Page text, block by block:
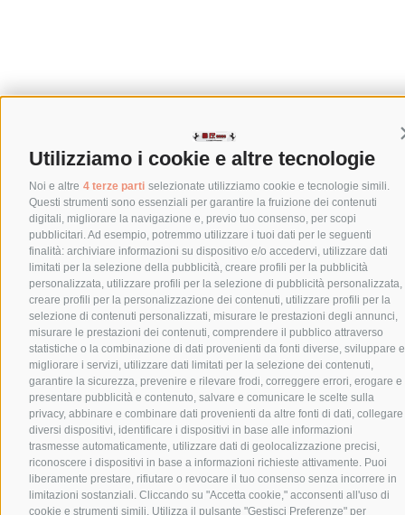
Utilizziamo i cookie e altre tecnologie
Noi e altre 4 terze parti selezionate utilizziamo cookie e tecnologie simili.
Questi strumenti sono essenziali per garantire la fruizione dei contenuti
digitali, migliorare la navigazione e, previo tuo consenso, per scopi
pubblicitari. Ad esempio, potremmo utilizzare i tuoi dati per le seguenti
finalità: archiviare informazioni su dispositivo e/o accedervi, utilizzare dati
limitati per la selezione della pubblicità, creare profili per la pubblicità
personalizzata, utilizzare profili per la selezione di pubblicità personalizzata,
creare profili per la personalizzazione dei contenuti, utilizzare profili per la
selezione di contenuti personalizzati, misurare le prestazioni degli annunci,
misurare le prestazioni dei contenuti, comprendere il pubblico attraverso
statistiche o la combinazione di dati provenienti da fonti diverse, sviluppare e
migliorare i servizi, utilizzare dati limitati per la selezione dei contenuti,
garantire la sicurezza, prevenire e rilevare frodi, correggere errori, erogare e
presentare pubblicità e contenuto, salvare e comunicare le scelte sulla
privacy, abbinare e combinare dati provenienti da altre fonti di dati, collegare
diversi dispositivi, identificare i dispositivi in base alle informazioni
trasmesse automaticamente, utilizzare dati di geolocalizzazione precisi,
riconoscere i dispositivi in base a informazioni richieste attivamente. Puoi
liberamente prestare, rifiutare o revocare il tuo consenso senza incorrere in
limitazioni sostanziali. Cliccando su "Accetta cookie," acconsenti all'uso di
cookie e strumenti simili. Utilizza il pulsante "Gestisci Preferenze" per